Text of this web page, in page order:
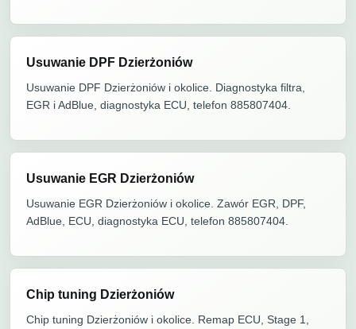
Usuwanie DPF Dzierżoniów
Usuwanie DPF Dzierżoniów i okolice. Diagnostyka filtra,
EGR i AdBlue, diagnostyka ECU, telefon 885807404.
Usuwanie EGR Dzierżoniów
Usuwanie EGR Dzierżoniów i okolice. Zawór EGR, DPF,
AdBlue, ECU, diagnostyka ECU, telefon 885807404.
Chip tuning Dzierżoniów
Chip tuning Dzierżoniów i okolice. Remap ECU, Stage 1,